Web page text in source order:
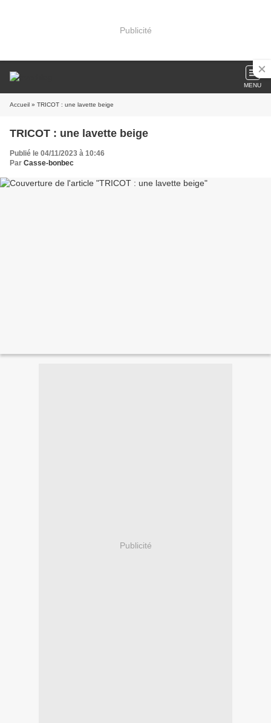
Publicité
MENU
Accueil » TRICOT : une lavette beige
TRICOT : une lavette beige
Publié le 04/11/2023 à 10:46
Par Casse-bonbec
Publicité